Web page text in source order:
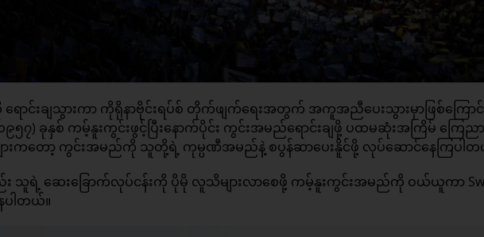
င်းချသွားကာ ကိုရိုနာဗိုင်းရပ်စ် တိုက်ဖျက်ရေးအတွက် အကူအညီပေးသွားမှာဖြစ်ကြောင်
၅၇) ခုနှစ် ကမ့်နူးကွင်းဖွင့်ပြီးနောက်ပိုင်း ကွင်းအမည်ရောင်းချဖို့ ပထမဆုံးအကြိမ် ကြေည
များကတော့ ကွင်းအမည်ကို သူတို့ရဲ့ ကုမ္ပဏီအမည်နဲ့ စပွန်ဆာပေးနိူင်ဖို့ လုပ်ဆောင်နေကြပါ
ရဲ့ ဆေးခြောက်လုပ်ငန်းကို ပိုမို လူသိများလာစေဖို့ ကမ့်နူးကွင်းအမည်ကို ဝယ်ယူကာ
ပါတယ်။